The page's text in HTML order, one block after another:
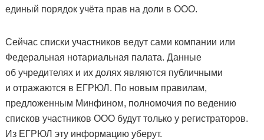
единый порядок учёта прав на доли в ООО.
Сейчас списки участников ведут сами компании или
Федеральная нотариальная палата. Данные
об учредителях и их долях являются публичными
и отражаются в ЕГРЮЛ. По новым правилам,
предложенным Минфином, полномочия по ведению
списков участников ООО будут только у регистраторов.
Из ЕГРЮЛ эту информацию уберут.